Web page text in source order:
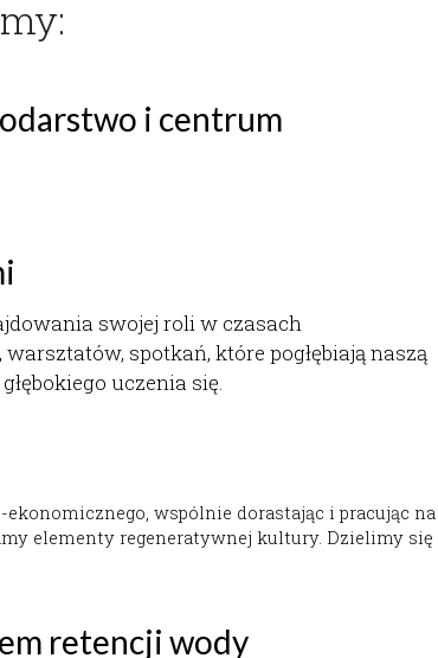
spotkań, które pogłębiają naszą
uczenia się.
retencji wody